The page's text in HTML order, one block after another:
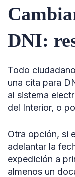
DNI:
Todo
una cita para
al sistema
del Interior, o
Otra opción, si
adelantar la
expedición a
almenos un